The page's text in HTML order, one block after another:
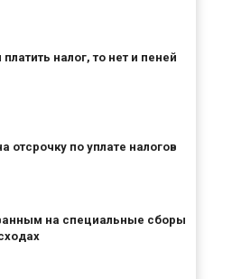
налог, то нет и пеней
отсрочку по уплате налогов
на специальные сборы